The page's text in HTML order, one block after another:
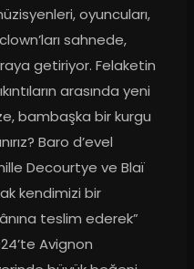
oyuncuları,
sahnede,
getiriyor. Felaketin
arasında yeni
bambaşka bir kurgu
Baro d’evel
Decourtye ve Blaï
kendimizi bir
teslim ederek”
Avignon